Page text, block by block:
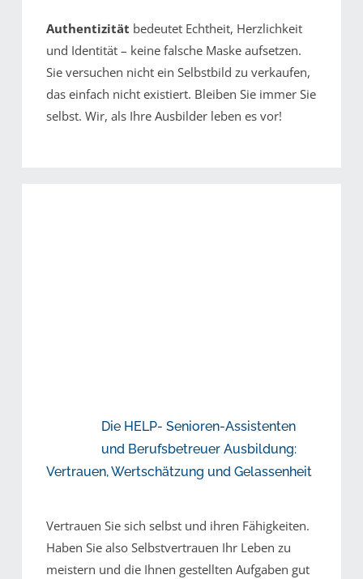
Authentizität bedeutet Echtheit, Herzlichkeit
und Identität – keine falsche Maske aufsetzen.
Sie versuchen nicht ein Selbstbild zu verkaufen,
das einfach nicht existiert. Bleiben Sie immer Sie
selbst. Wir, als Ihre Ausbilder leben es vor!
Die HELP- Senioren-Assistenten
und Berufsbetreuer Ausbildung:
Vertrauen, Wertschätzung und Gelassenheit
Vertrauen Sie sich selbst und ihren Fähigkeiten.
Haben Sie also Selbstvertrauen Ihr Leben zu
meistern und die Ihnen gestellten Aufgaben gut